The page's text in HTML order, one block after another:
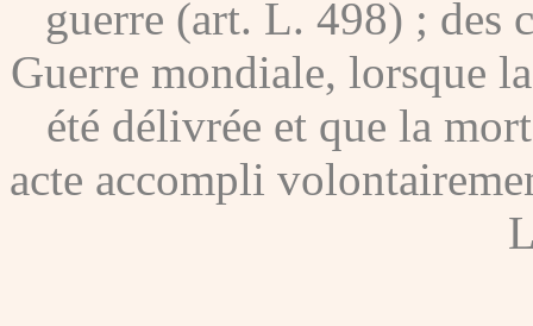
guerre (art. L. 498) ; des
Guerre mondiale, lorsque
été délivrée et que la
acte accompli